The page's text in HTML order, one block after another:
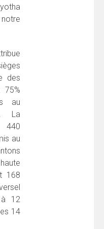
des
75%
au
La
440
au
168
à 12
14